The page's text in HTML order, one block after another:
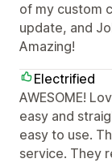
of my custom
update, and
Amazing!
Electrified
AWESOME!
easy and
easy to use.
service. They